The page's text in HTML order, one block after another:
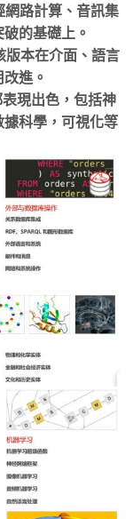
路計算、音訊集
的基礎上。
本在介面、語言
進。
現出色，包括神
科學，可視化等